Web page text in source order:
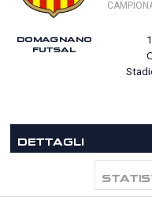
DETTAGLI